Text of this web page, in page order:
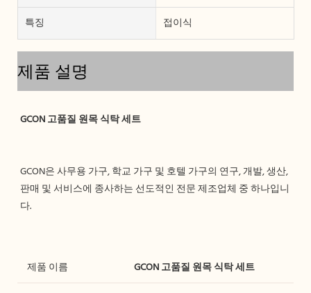
특징
접이식
제품 설명
GCON은 사무용 가구, 학교 가구 및 호텔 가구의 연구, 개발, 생산,
판매 및 서비스에 종사하는 선도적인 전문 제조업체 중 하나입니
제품 이름 GCON 고품질 원목 식탁 세트